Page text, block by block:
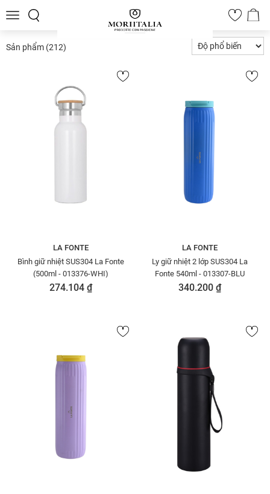
Toggle
0
Sản phẩm (212)
LA FONTE
Bình giữ nhiệt SUS304 La Fonte
(500ml - 013376-WHI)
274.104 ₫
LA FONTE
Ly giữ nhiệt 2 lớp SUS304 La
Fonte 540ml - 013307-BLU
340.200 ₫